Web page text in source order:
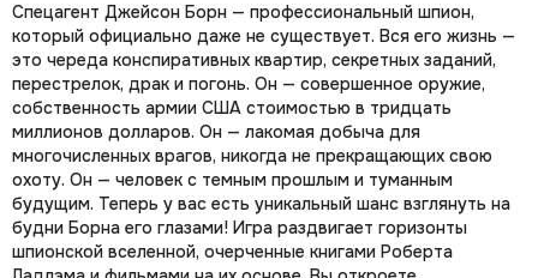
Спецагент Джейсон Борн — профессиональный шпион,
который официально даже не существует. Вся его жизнь —
это череда конспиративных квартир, секретных заданий,
перестрелок, драк и погонь. Он — совершенное оружие,
собственность армии США стоимостью в тридцать
миллионов долларов. Он — лакомая добыча для
многочисленных врагов, никогда не прекращающих свою
охоту. Он — человек с темным прошлым и туманным
будущим. Теперь у вас есть уникальный шанс взглянуть на
будни Борна его глазами! Игра раздвигает горизонты
шпионской вселенной, очерченные книгами Роберта